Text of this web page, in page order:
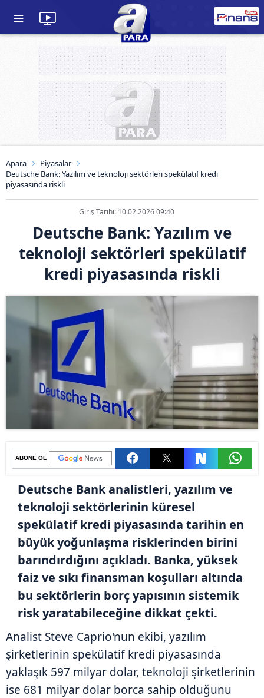
Apara
Piyasalar
Deutsche Bank: Yazılım ve teknoloji sektörleri spekülatif kredi
piyasasında riskli
Giriş Tarihi: 10.02.2026 09:40
Deutsche Bank: Yazılım ve
teknoloji sektörleri spekülatif
kredi piyasasında riskli
ABONE OL
Deutsche Bank analistleri, yazılım ve
teknoloji sektörlerinin küresel
spekülatif kredi piyasasında tarihin en
büyük yoğunlaşma risklerinden birini
barındırdığını açıkladı. Banka, yüksek
faiz ve sıkı finansman koşulları altında
bu sektörlerin borç yapısının sistemik
risk yaratabileceğine dikkat çekti.
Analist Steve Caprio'nun ekibi, yazılım
şirketlerinin spekülatif kredi piyasasında
yaklaşık 597 milyar dolar, teknoloji şirketlerinin
ise 681 milyar dolar borca sahip olduğunu